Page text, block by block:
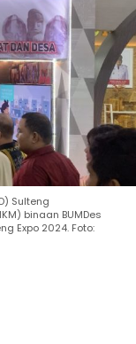
Sulteng
binaan BUMDes
Expo 2024. Foto: